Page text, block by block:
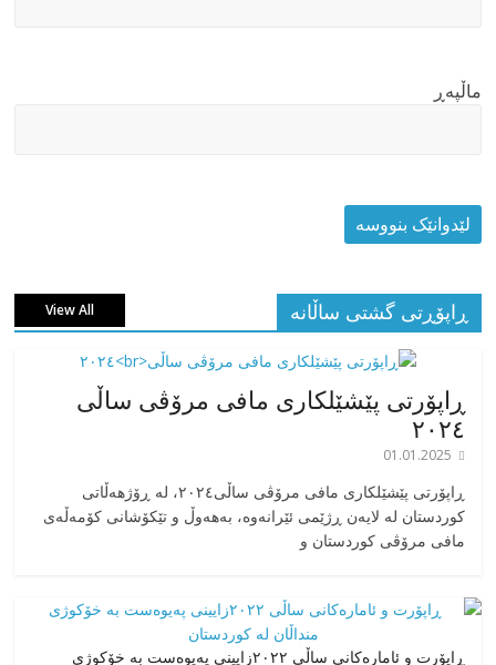
ماڵپه‌ڕ
ڕاپۆڕتی گشتی ساڵانه View All
ڕاپۆرتی پێشێلکاری مافی مرۆڤی ساڵی
٢٠٢٤
01.01.2025
‎ڕاپۆرتی پێشێلکاری مافی مرۆڤی ساڵی٢٠٢٤، له ڕۆژهەڵاتی
کوردستان له لایەن ڕژێمی ئێرانەوە، بە‎هەوڵ و تێکۆشانی کۆمەڵەی
مافی مرۆڤی کوردستان و
ڕاپۆرت و ئامارەکانی ساڵی ٢٠٢٢زایینی پەیوەست بە خۆکوژی